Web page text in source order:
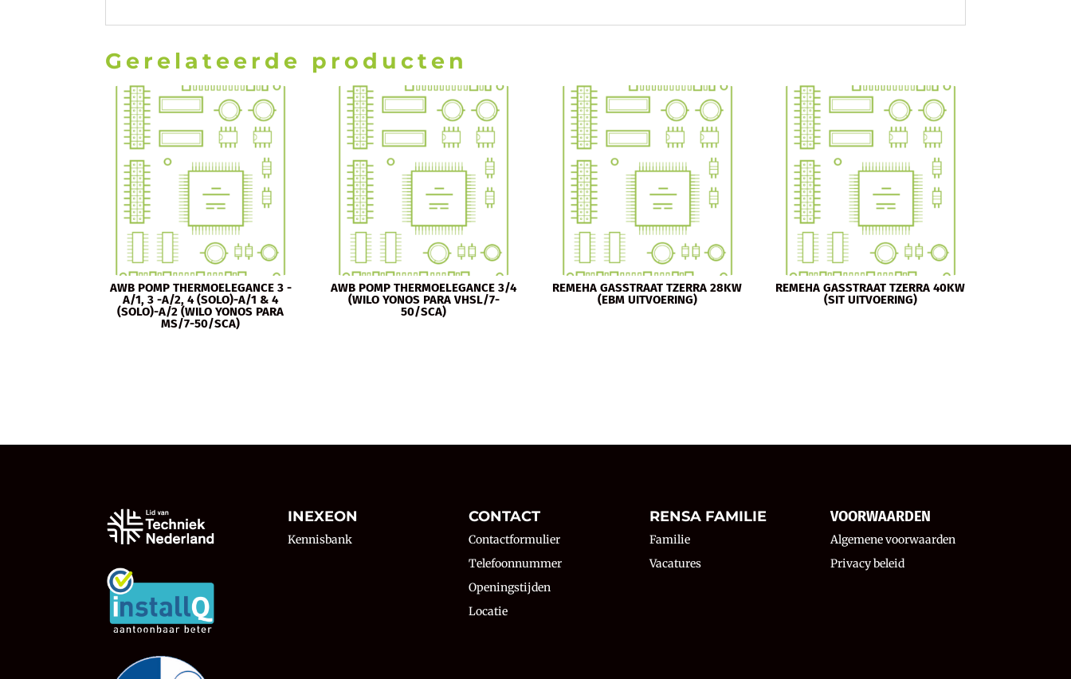
Gerelateerde producten
AWB POMP THERMOELEGANCE 3 -
A/1, 3 -A/2, 4 (SOLO)-A/1 & 4
(SOLO)-A/2 (WILO YONOS PARA
MS/7-50/SCA)
AWB POMP THERMOELEGANCE 3/4
(WILO YONOS PARA VHSL/7-
50/SCA)
REMEHA GASSTRAAT TZERRA 28KW
(EBM UITVOERING)
REMEHA GASSTRAAT TZERRA 40KW
(SIT UITVOERING)
INEXEON
Kennisbank
CONTACT
Contactformulier
Telefoonnummer
Openingstijden
Locatie
RENSA FAMILIE
Familie
Vacatures
VOORWAARDEN
Algemene voorwaarden
Privacy beleid